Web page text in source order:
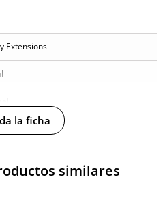
Extensions
la ficha
similares